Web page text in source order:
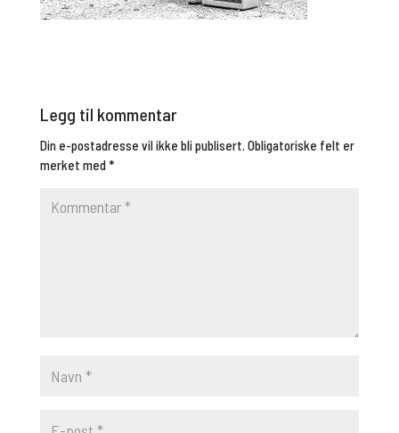
Legg til kommentar
Din e-postadresse vil ikke bli publisert. Obligatoriske felt er
merket med*